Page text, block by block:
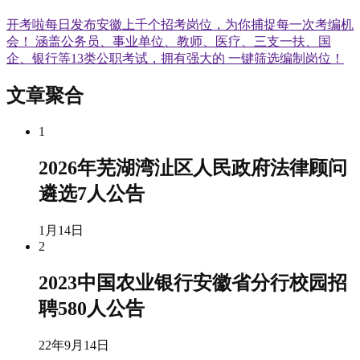
开考啦每日发布安徽上千个招考岗位，为你捕捉每一次考编机
会！ 涵盖公务员、事业单位、教师、医疗、三支一扶、国
企、银行等13类公职考试，拥有强大的 一键筛选编制岗位！
文章聚合
1
2026年芜湖湾沚区人民政府法律顾问
遴选7人公告
1月14日
2
2023中国农业银行安徽省分行校园招
聘580人公告
22年9月14日